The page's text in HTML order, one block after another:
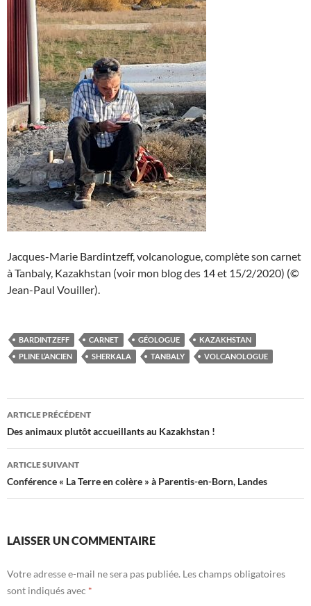
Jacques-Marie Bardintzeff, volcanologue, complète son carnet
à Tanbaly, Kazakhstan (voir mon blog des 14 et 15/2/2020) (©
Jean-Paul Vouiller).
BARDINTZEFF CARNET GÉOLOGUE
KAZAKHSTAN
PLINE L’ANCIEN
SHERKALA TANBALY VOLCANOLOGUE
Navigation
des
articles
ARTICLE PRÉCÉDENT
Des animaux plutôt accueillants au Kazakhstan !
ARTICLE SUIVANT
Conférence « La Terre en colère » à Parentis-en-Born, Landes
LAISSER UN COMMENTAIRE
Votre adresse e-mail ne sera pas publiée. Les champs obligatoires
sont indiqués avec *